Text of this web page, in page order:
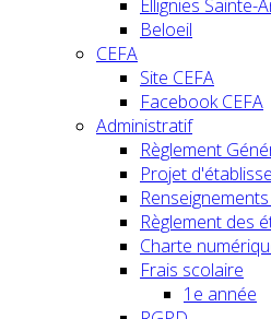
Ellignies Sainte-
Beloeil
CEFA
Site CEFA
Facebook CEFA
Administratif
Règlement
Projet
Règlement des
Charte
Frais scolaire
1e année